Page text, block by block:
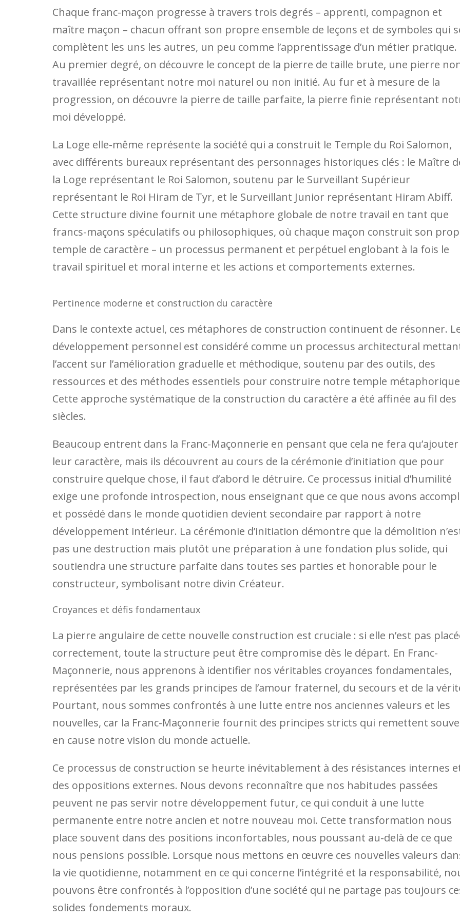
Chaque franc-maçon progresse à travers trois degrés – apprenti, compagnon et
maître maçon – chacun offrant son propre ensemble de leçons et de symboles qui
complètent les uns les autres, un peu comme l’apprentissage d’un métier pratique.
Au premier degré, on découvre le concept de la pierre de taille brute, une pierre
travaillée représentant notre moi naturel ou non initié. Au fur et à mesure de la
progression, on découvre la pierre de taille parfaite, la pierre finie représentant
moi développé.
La Loge elle-même représente la société qui a construit le Temple du Roi Salomon,
avec différents bureaux représentant des personnages historiques clés : le Maître
la Loge représentant le Roi Salomon, soutenu par le Surveillant Supérieur
représentant le Roi Hiram de Tyr, et le Surveillant Junior représentant Hiram Abiff.
Cette structure divine fournit une métaphore globale de notre travail en tant que
francs-maçons spéculatifs ou philosophiques, où chaque maçon construit son
temple de caractère – un processus permanent et perpétuel englobant à la fois le
travail spirituel et moral interne et les actions et comportements externes.
Pertinence moderne et construction du caractère
Dans le contexte actuel, ces métaphores de construction continuent de résonner.
développement personnel est considéré comme un processus architectural
l’accent sur l’amélioration graduelle et méthodique, soutenu par des outils, des
ressources et des méthodes essentiels pour construire notre temple
Cette approche systématique de la construction du caractère a été affinée au fil des
siècles.
Beaucoup entrent dans la Franc-Maçonnerie en pensant que cela ne fera qu’ajouter
leur caractère, mais ils découvrent au cours de la cérémonie d’initiation que pour
construire quelque chose, il faut d’abord le détruire. Ce processus initial d’humilité
exige une profonde introspection, nous enseignant que ce que nous avons
et possédé dans le monde quotidien devient secondaire par rapport à notre
développement intérieur. La cérémonie d’initiation démontre que la démolition
pas une destruction mais plutôt une préparation à une fondation plus solide, qui
soutiendra une structure parfaite dans toutes ses parties et honorable pour le
constructeur, symbolisant notre divin Créateur.
Croyances et défis fondamentaux
La pierre angulaire de cette nouvelle construction est cruciale : si elle n’est pas
correctement, toute la structure peut être compromise dès le départ. En Franc-
Maçonnerie, nous apprenons à identifier nos véritables croyances fondamentales,
représentées par les grands principes de l’amour fraternel, du secours et de la
Pourtant, nous sommes confrontés à une lutte entre nos anciennes valeurs et les
nouvelles, car la Franc-Maçonnerie fournit des principes stricts qui remettent
en cause notre vision du monde actuelle.
Ce processus de construction se heurte inévitablement à des résistances internes
des oppositions externes. Nous devons reconnaître que nos habitudes passées
peuvent ne pas servir notre développement futur, ce qui conduit à une lutte
permanente entre notre ancien et notre nouveau moi. Cette transformation nous
place souvent dans des positions inconfortables, nous poussant au-delà de ce que
nous pensions possible. Lorsque nous mettons en œuvre ces nouvelles valeurs
la vie quotidienne, notamment en ce qui concerne l’intégrité et la responsabilité,
pouvons être confrontés à l’opposition d’une société qui ne partage pas toujours
solides fondements moraux.